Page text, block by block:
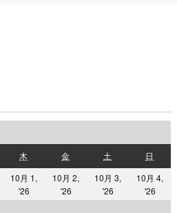
木
曜
日
金金
曜
日
土
曜
日
日
曜
日
10月 1,
'262026
10月 2,
'262026
10月 3,
'262026
10月 4,
'262026